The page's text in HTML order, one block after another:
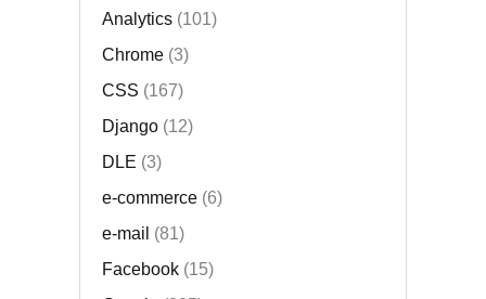
Analytics(101)
Chrome(3)
CSS (167)
Django(12)
DLE (3)
e-commerce(6)
e-mail (81)
Facebook(15)